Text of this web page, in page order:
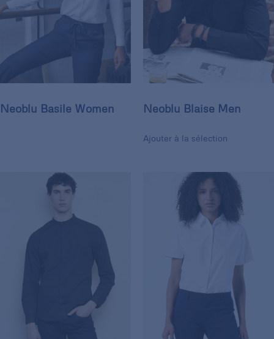
Neoblu Basile Women Neoblu Blaise Men
Ajouter à la sélection